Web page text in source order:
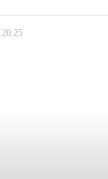
20:25